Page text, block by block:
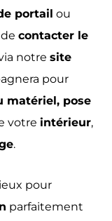
portail ou
contacter le
notre site
pour
matériel, pose
votre intérieur,
.
pour
parfaitement